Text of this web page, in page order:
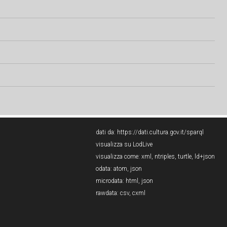
dati da: https://dati.cultura.gov.it/sparql
visualizza su LodLive
visualizza come: xml , ntriples, turtle, ld+json
odata: atom, json
microdata: html , json
rawdata: csv, cxml